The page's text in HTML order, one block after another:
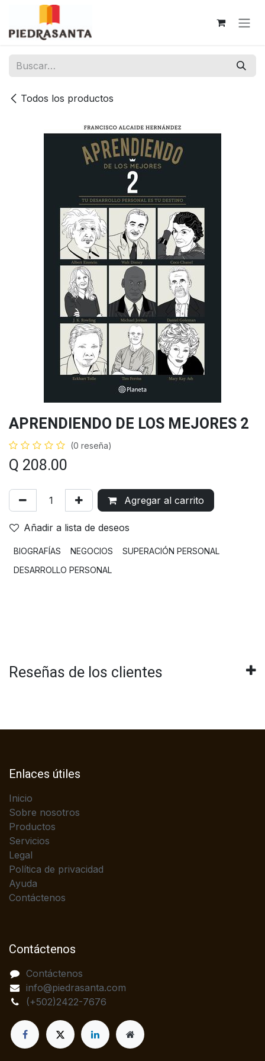
Ir al contenido
Todos los productos
APRENDIENDO DE LOS MEJORES 2
(0 reseña)
Q 208.00
Agregar al carrito
Añadir a lista de deseos
BIOGRAFÍAS NEGOCIOS
SUPERACIÓN PERSONAL
DESARROLLO PERSONAL
Reseñas de los clientes
Enlaces útiles
Inicio
Sobre nosotros
Productos
Servicios
Legal
Política de privacidad
Ayuda
Contáctenos
Contáctenos
Contáctenos
info@piedrasanta.com
(+502)2422-7676